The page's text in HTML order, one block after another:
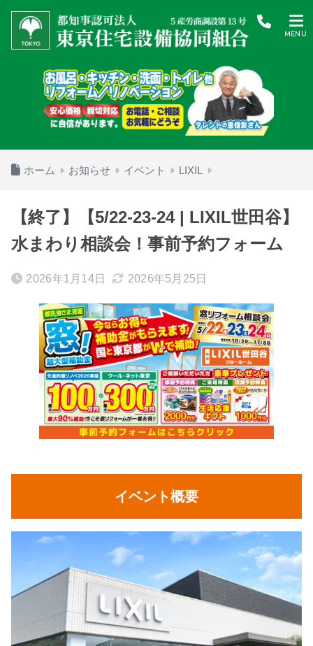
ホーム お知らせ イベント LIXIL
【終了】【5/22-23-24 | LIXIL世田谷】
水まわり相談会！事前予約フォーム
2026年1月14日 2026年5月25日
イベント概要